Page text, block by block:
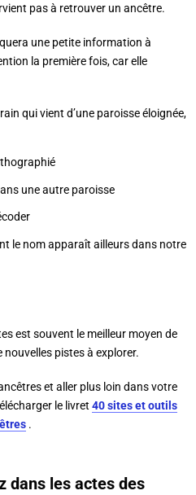
pas à retrouver un ancêtre.
une petite information à
la première fois, car elle
qui vient d’une paroisse éloignée,
une autre paroisse
le nom apparaît ailleurs dans notre
est souvent le meilleur moyen de
pistes à explorer.
et aller plus loin dans votre
le livret 40 sites et outils
.
dans les actes des